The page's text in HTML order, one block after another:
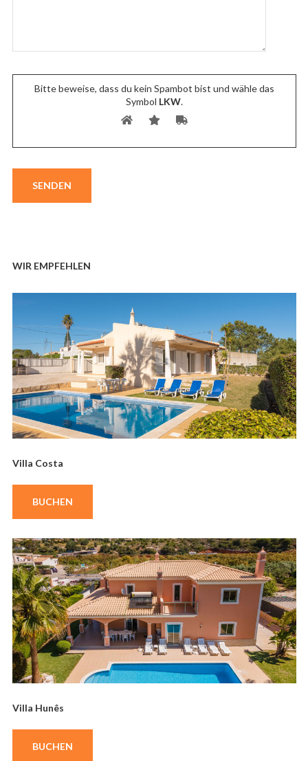
Bitte beweise, dass du kein Spambot bist und wähle das
Symbol LKW.
WIR EMPFEHLEN
Villa Costa
BUCHEN
Villa Hunês
BUCHEN